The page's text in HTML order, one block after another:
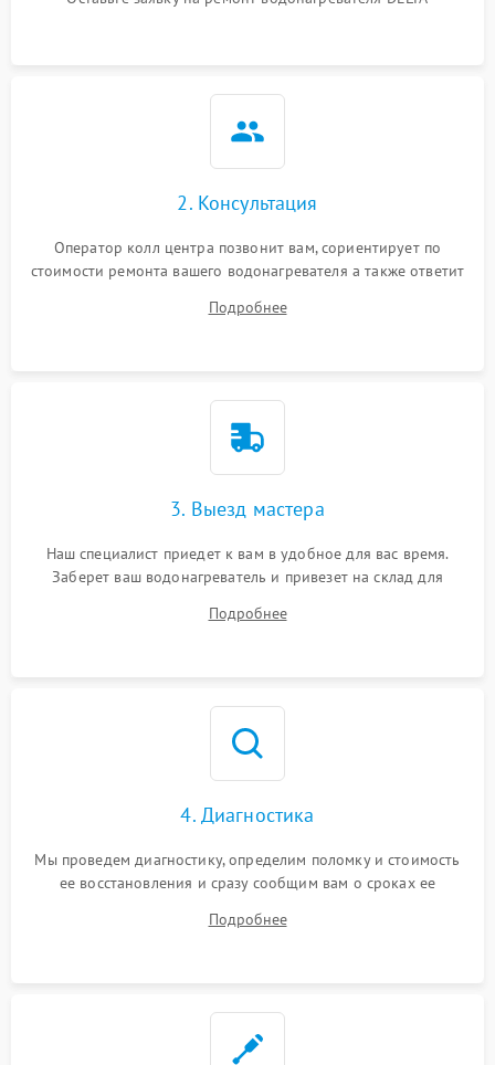
2. Консультация
Оператор колл центра позвонит вам, сориентирует по
стоимости ремонта вашего водонагревателя а также ответит
Подробнее
3. Выезд мастера
Наш специалист приедет к вам в удобное для вас время.
Заберет ваш водонагреватель и привезет на склад для
Подробнее
4. Диагностика
Мы проведем диагностику, определим поломку и стоимость
ее восстановления и сразу сообщим вам о сроках ее
Подробнее